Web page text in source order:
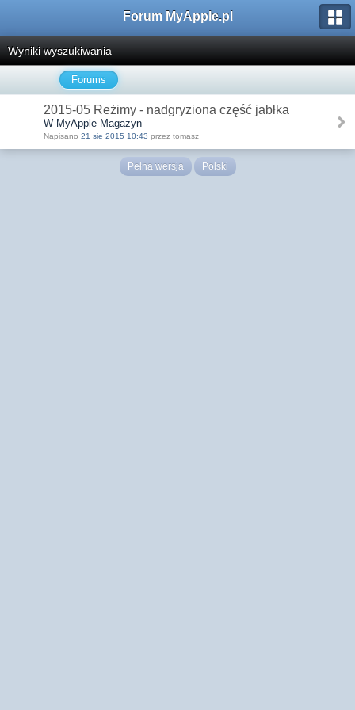
Forum MyApple.pl
Wyniki wyszukiwania
Forums
2015-05 Reżimy - nadgryziona część jabłka
W MyApple Magazyn
Napisano 21 sie 2015 10:43 przez tomasz
Pełna wersja Polski